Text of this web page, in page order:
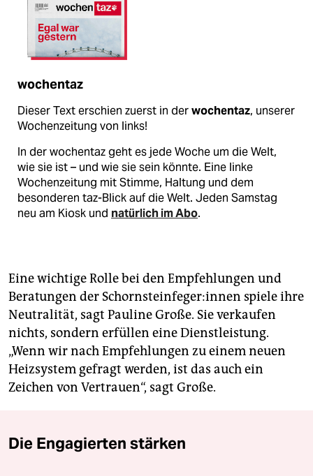
wochentaz
Dieser Text erschien zuerst in derwochentaz, unserer
Wochenzeitung von links!
In der wochentaz geht es jede Woche um die Welt,
wie sie ist – und wie sie sein könnte. Eine linke
Wochenzeitung mit Stimme, Haltung und dem
besonderen taz-Blick auf die Welt. Jeden Samstag
neu am Kiosk und natürlich im Abo.
Eine wichtige Rolle bei den Empfehlungen und
Beratungen der Schorn­stein­fe­ge­r:in­nen spiele ihre
Neutralität, sagt Pauline Große. Sie verkaufen
nichts, sondern erfüllen eine Dienstleistung.
„Wenn wir nach Empfehlungen zu einem neuen
Heizsystem gefragt werden, ist das auch ein
Zeichen von Vertrauen“, sagt Große.
Die Engagierten stärken